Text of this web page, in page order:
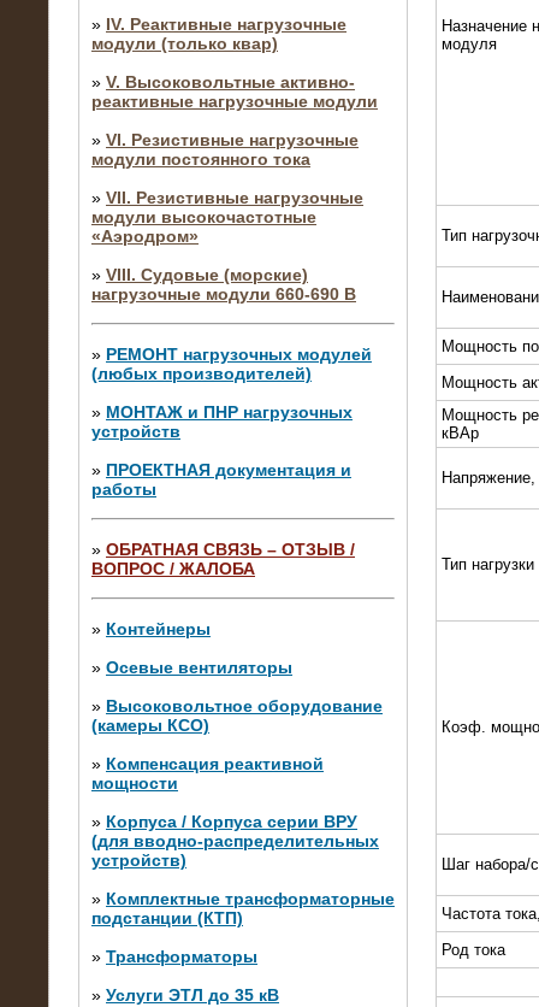
» IV. Реактивные нагрузочные
модули (только квар)
» V. Высоковольтные активно-
реактивные нагрузочные модули
» VI. Резистивные нагрузочные
модули постоянного тока
» VII. Резистивные нагрузочные
модули высокочастотные
«Аэродром»
» VIII. Судовые (морские)
нагрузочные модули 660-690 В
» РЕМОНТ нагрузочных модулей
(любых производителей)
» МОНТАЖ и ПНР нагрузочных
устройств
» ПРОЕКТНАЯ документация и
работы
» ОБРАТНАЯ СВЯЗЬ – ОТЗЫВ /
ВОПРОС / ЖАЛОБА
» Контейнеры
» Осевые вентиляторы
» Высоковольтное оборудование
(камеры КСО)
» Компенсация реактивной
мощности
» Корпуса / Корпуса серии ВРУ
(для вводно-распределительных
устройств)
» Комплектные трансформаторные
подстанции (КТП)
» Трансформаторы
» Услуги ЭТЛ до 35 кВ
10.04.2015
Аренда нагрузочного модуля 4 МВт,
10 кВ
28.02.2015
Нагрузочные модули 700 кВт (4
штуки)
Назначение
модуля
Тип
Мощность
Мощность
Мощность
кВАр
Тип нагрузки
Коэф.
Шаг набора/
Частота
Род тока